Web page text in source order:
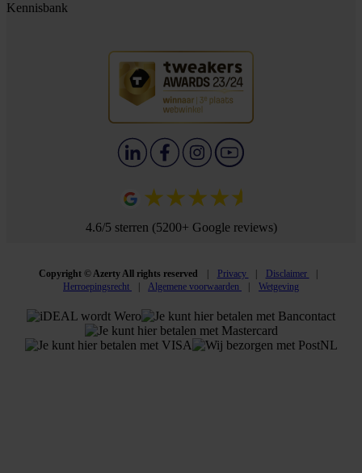
Kennisbank
4.6/5 sterren (5200+ Google reviews)
Copyright © Azerty All rights reserved Privacy
Disclaimer
Herroepingsrecht
Algemene voorwaarden Wetgeving